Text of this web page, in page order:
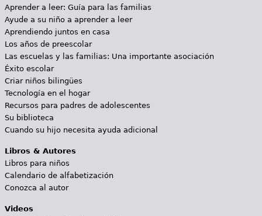
Aprender a leer: Guía para las familias
Ayude a su niño a aprender a leer
Aprendiendo juntos en casa
Los años de preescolar
Las escuelas y las familias: Una importante asociación
Éxito escolar
Criar niños bilingües
Tecnología en el hogar
Recursos para padres de adolescentes
Su biblioteca
Cuando su hijo necesita ayuda adicional
Libros & Autores
Libros para niños
Calendario de alfabetización
Conozca al autor
Videos